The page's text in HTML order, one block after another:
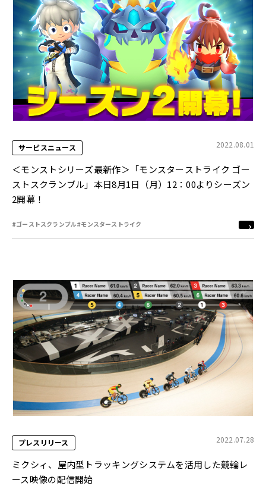
サービスニュース 2022.08.01
＜モンストシリーズ最新作＞「モンスターストライク ゴー
ストスクランブル」本日8月1日（月）12：00よりシーズン
2開幕！
#ゴーストスクランブル#モンスターストライク
プレスリリース 2022.07.28
ミクシィ、屋内型トラッキングシステムを活用した競輪レ
ース映像の配信開始